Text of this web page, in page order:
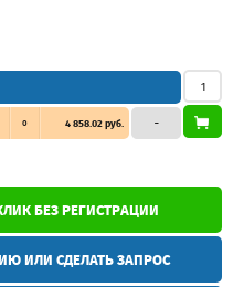
0 4 858.02 руб. –
БЕЗ РЕГИСТРАЦИИ
ИЛИ СДЕЛАТЬ ЗАПРОС